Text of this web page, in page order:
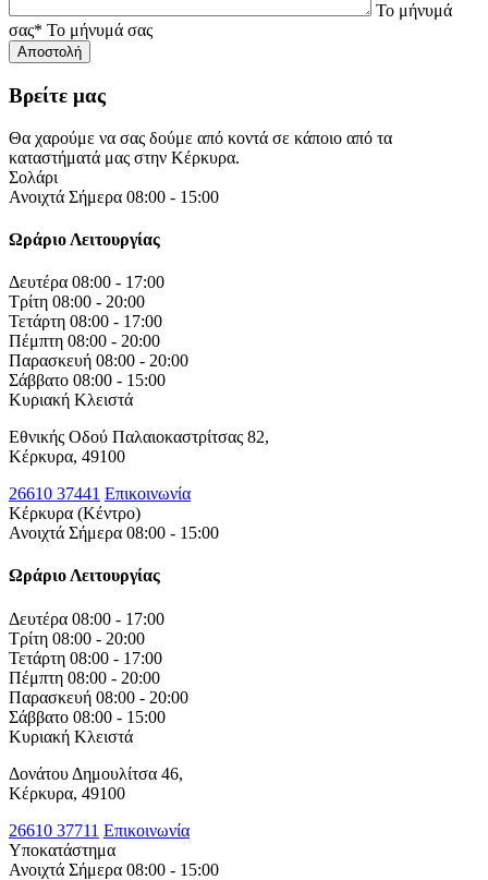
Το μήνυμά
σας* Το μήνυμά σας
Βρείτε μας
Θα χαρούμε να σας δούμε από κοντά σε κάποιο από τα
καταστήματά μας στην Κέρκυρα.
Σολάρι
Ανοιχτά Σήμερα 08:00 - 15:00
Ωράριο Λειτουργίας
Δευτέρα 08:00 - 17:00
Τρίτη 08:00 - 20:00
Τετάρτη 08:00 - 17:00
Πέμπτη 08:00 - 20:00
Παρασκευή 08:00 - 20:00
Σάββατο 08:00 - 15:00
Κυριακή Κλειστά
Εθνικής Οδού Παλαιοκαστρίτσας 82,
Κέρκυρα, 49100
26610 37441 Επικοινωνία
Κέρκυρα (Κέντρο)
Ανοιχτά Σήμερα 08:00 - 15:00
Ωράριο Λειτουργίας
Δευτέρα 08:00 - 17:00
Τρίτη 08:00 - 20:00
Τετάρτη 08:00 - 17:00
Πέμπτη 08:00 - 20:00
Παρασκευή 08:00 - 20:00
Σάββατο 08:00 - 15:00
Κυριακή Κλειστά
Δονάτου Δημουλίτσα 46,
Κέρκυρα, 49100
26610 37711 Επικοινωνία
Υποκατάστημα
Ανοιχτά Σήμερα 08:00 - 15:00